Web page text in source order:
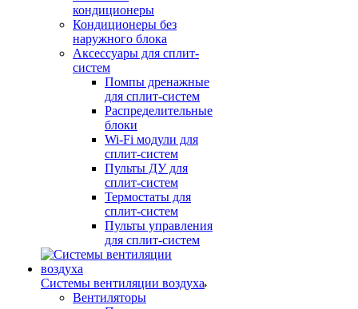
кондиционеры
Кондиционеры без
наружного блока
Аксессуары для сплит-
систем
Помпы дренажные
для сплит-систем
Распределительные
блоки
Wi-Fi модули для
сплит-систем
Пульты ДУ для
сплит-систем
Термостаты для
сплит-систем
Пульты управления
для сплит-систем
Системы вентиляции воздуха
Вентиляторы